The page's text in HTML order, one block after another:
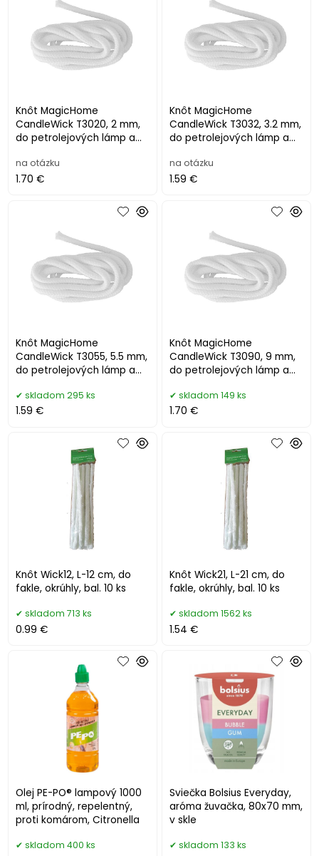
Knôt MagicHome
CandleWick T3020, 2 mm,
do petrolejových lámp a
na otázku
1.70 €
Knôt MagicHome
CandleWick T3032, 3.2 mm,
do petrolejových lámp a
na otázku
1.59 €
Knôt MagicHome
CandleWick T3055, 5.5 mm,
do petrolejových lámp a
skladom 295 ks
1.59 €
Knôt MagicHome
CandleWick T3090, 9 mm,
do petrolejových lámp a
skladom 149 ks
1.70 €
Knôt Wick12, L-12 cm, do
fakle, okrúhly, bal. 10 ks
skladom 713 ks
0.99 €
Knôt Wick21, L-21 cm, do
fakle, okrúhly, bal. 10 ks
skladom 1562 ks
1.54 €
Olej PE-PO® lampový 1000
ml, prírodný, repelentný,
proti komárom, Citronella
skladom 400 ks
Sviečka Bolsius Everyday,
aróma žuvačka, 80x70 mm,
v skle
skladom 133 ks